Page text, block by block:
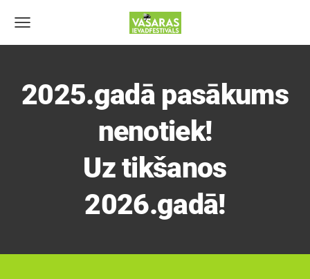
2025.gadā pasākums
nenotiek!
Uz tikšanos
2026.gadā!